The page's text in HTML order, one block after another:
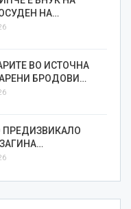
НА…
ВО ИСТОЧНА
БРОДОВИ…
ПРЕДИЗВИКАЛО